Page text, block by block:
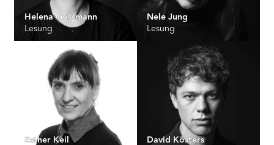
Helena Gossmann
Lesung
Nele Jung
Lesung
Esther Keil
David Kösters